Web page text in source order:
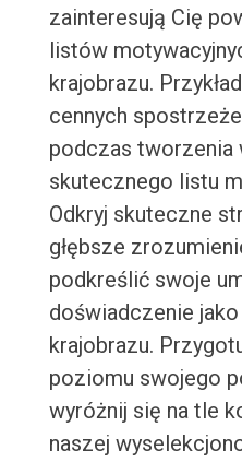
zainteresują Cię
listów
krajobrazu.
cennych
podczas tworzenia
skutecznego listu
Odkryj skuteczne
głębsze
podkreślić swoje
doświadczenie
krajobrazu.
poziomu swojego
wyróżnij się na tle
naszej